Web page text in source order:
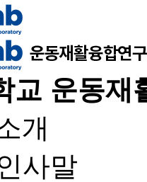
교 운동재
개
사말